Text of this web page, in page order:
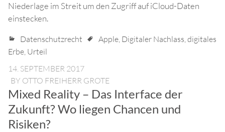
Niederlage im Streit um den Zugriff auf iCloud-Daten
einstecken.
Datenschutzrecht Apple, Digitaler Nachlass,digitales
Erbe, Urteil
14. SEPTEMBER 2017
BY OTTO FREIHERR GROTE
Mixed Reality – Das Interface der
Zukunft? Wo liegen Chancen und
Risiken?